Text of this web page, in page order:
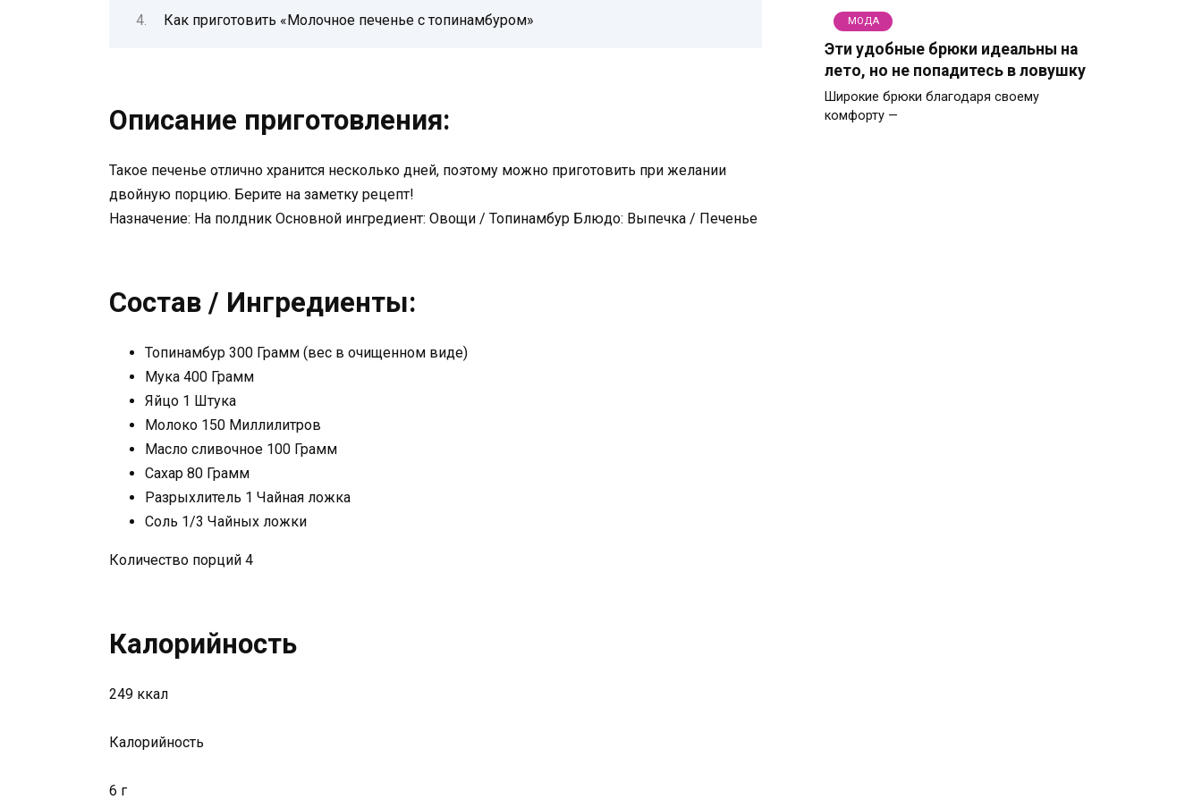
Как приготовить «Молочное печенье с топинамбуром»
Описание приготовления:
Такое печенье отлично хранится несколько дней, поэтому можно приготовить при желании
двойную порцию. Берите на заметку рецепт!
Назначение: На полдник Основной ингредиент: Овощи / Топинамбур Блюдо: Выпечка / Печенье
Состав / Ингредиенты:
Топинамбур 300 Грамм (вес в очищенном виде)
Мука 400 Грамм
Яйцо 1 Штука
Молоко 150 Миллилитров
Масло сливочное 100 Грамм
Сахар 80 Грамм
Разрыхлитель 1 Чайная ложка
Соль 1/3 Чайных ложки
Количество порций 4
Калорийность
249 ккал
Калорийность
6 г
МОДА
Эти удобные брюки идеальны на
лето, но не попадитесь в ловушку
Широкие брюки благодаря своему
комфорту —